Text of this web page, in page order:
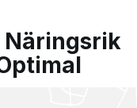
Näringsrik